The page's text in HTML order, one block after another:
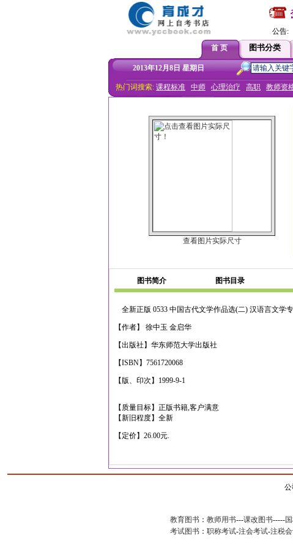
公告:
首 页
图书分类
2013年12月8日 星期日
热门词搜索: 课程标准 中师 心理治疗 高职 教师资
查看图片实际尺寸
图书简介 图书目录
全新正版 0533 中国古代文学作品选(二) 汉语言文学
【作者】 徐中玉 金启华
【出版社】华东师范大学出版社
【ISBN】7561720068
【版、印次】1999-9-1
【质量目标】正版书籍,客户满意
【新旧程度】全新
【定价】26.00元.
教育图书 ： 教师用书---课改图书-----
考试图书 ： 职称考试-注会考试-注税